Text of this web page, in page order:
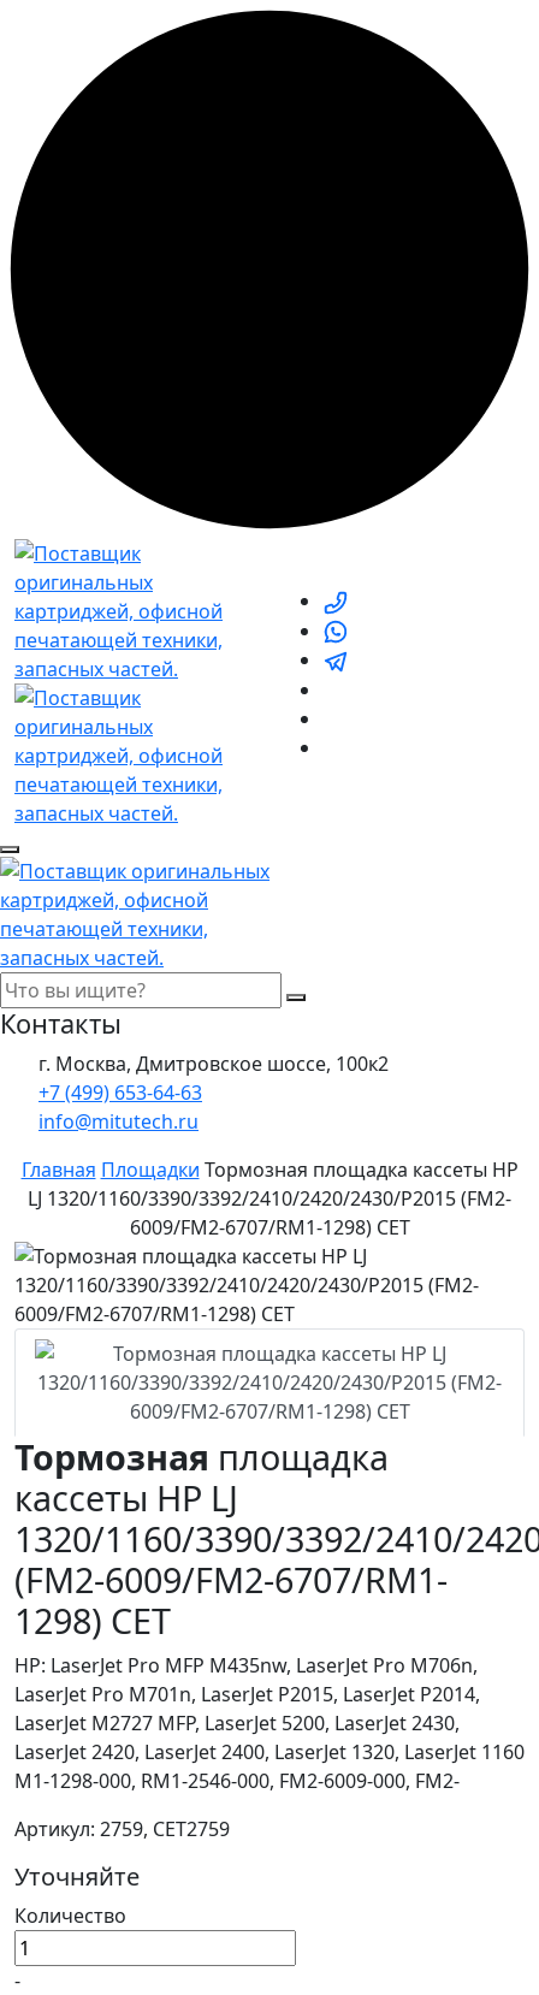
Контакты
г. Москва, Дмитровское шоссе, 100к2
+7 (499) 653-64-63
info@mitutech.ru
Главная Площадки Тормозная площадка кассеты HP
LJ 1320/1160/3390/3392/2410/2420/2430/P2015 (FM2-
6009/FM2-6707/RM1-1298) CET
Тормозная площадка
кассеты HP LJ
1320/1160/3390/3392/2410/
(FM2-6009/FM2-6707/RM1-
1298) CET
HP: LaserJet Pro MFP M435nw, LaserJet Pro M706n,
LaserJet Pro M701n, LaserJet P2015, LaserJet P2014,
LaserJet M2727 MFP, LaserJet 5200, LaserJet 2430,
LaserJet 2420, LaserJet 2400, LaserJet 1320, LaserJet 1160
M1-1298-000, RM1-2546-000, FM2-6009-000, FM2-
Артикул: 2759, CET2759
Уточняйте
Количество
-